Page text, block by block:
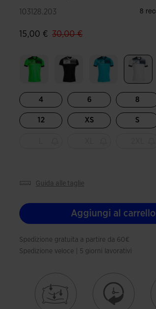
103128.203
15,00 € label.price.reduced.from
30,00 €label.price.to
4 6 8
12 XS S
guida alle taglie
Aggiungi al carrello
Spedizione gratuita a partire da 60€
Spedizione veloce | 5 giorni lavorativi